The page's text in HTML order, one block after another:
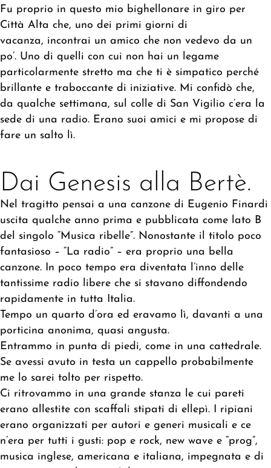
Fu proprio in questo mio bighellonare in giro per
Città Alta che, uno dei primi giorni di
vacanza, incontrai un amico che non vedevo da un
po’. Uno di quelli con cui non hai un legame
particolarmente stretto ma che ti è simpatico perché
brillante e traboccante di iniziative. Mi confidò che,
da qualche settimana, sul colle di San Vigilio c’era la
sede di una radio. Erano suoi amici e mi propose di
fare un salto lì.
Dai Genesis alla Bertè.
Nel tragitto pensai a una canzone di Eugenio Finardi
uscita qualche anno prima e pubblicata come lato B
del singolo “Musica ribelle”. Nonostante il titolo poco
fantasioso – “La radio” – era proprio una bella
canzone. In poco tempo era diventata l’inno delle
tantissime radio libere che si stavano diffondendo
rapidamente in tutta Italia.
Tempo un quarto d’ora ed eravamo lì, davanti a una
porticina anonima, quasi angusta.
Entrammo in punta di piedi, come in una cattedrale.
Se avessi avuto in testa un cappello probabilmente
me lo sarei tolto per rispetto.
Ci ritrovammo in una grande stanza le cui pareti
erano allestite con scaffali stipati di ellepì. I ripiani
erano organizzati per autori e generi musicali e ce
n’era per tutti i gusti: pop e rock, new wave e “prog”,
musica inglese, americana e italiana, impegnata e di